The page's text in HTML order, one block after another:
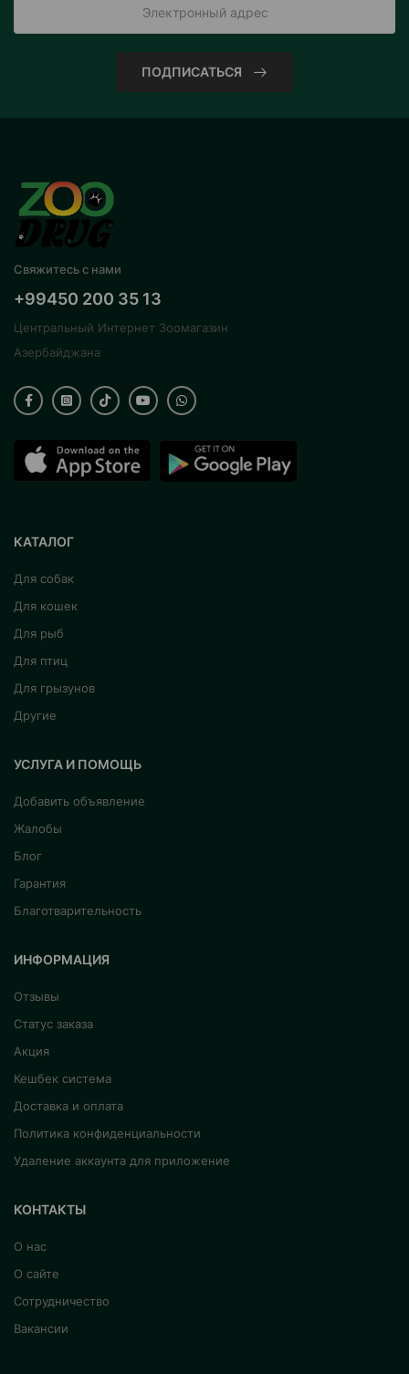
ПОДПИСАТЬСЯ
Свяжитесь с нами
+99450 200 35 13
Центральный Интернет Зоомагазин
Азербайджана
КАТАЛОГ
Для собак
Для кошек
Для рыб
Для птиц
Для грызунов
Другие
УСЛУГА И ПОМОЩЬ
Добавить объявление
Жалобы
Блог
Гарантия
Благотварительность
ИНФОРМАЦИЯ
Отзывы
Статус заказа
Акция
Кешбек система
Доставка и оплата
Политика конфиденциальности
Удаление аккаунта для приложение
КОНТАКТЫ
О нас
О сайте
Сотрудничество
Вакансии